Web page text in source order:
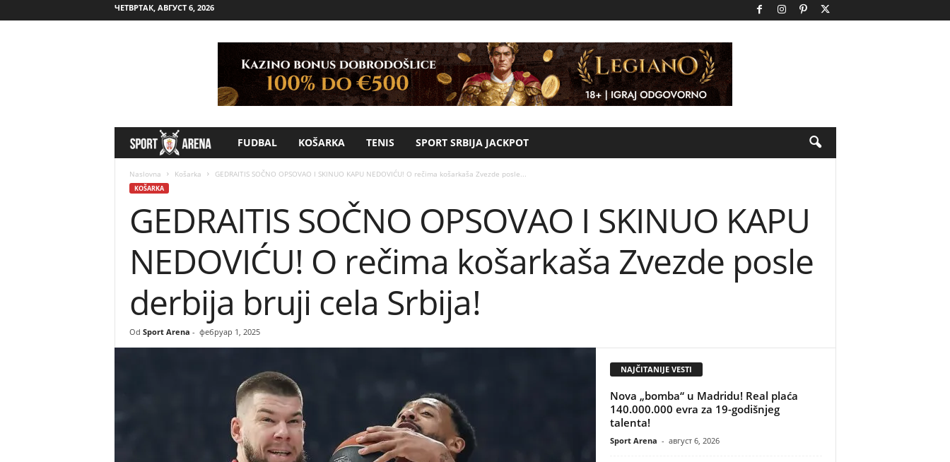
ЧЕТВРТАК, АВГУСТ 6, 2026
p
t
A
r
a
FUDBAL KOŠARKA TENIS SPORT SRBIJA JACKPOT
Naslovna Košarka GEDRAITIS SOČNO OPSOVAO I SKINUO KAPU NEDOVIĆU! O rečima košarkaša Zvezde posle...
KOŠARKA
GEDRAITIS SOČNO OPSOVAO I SKINUO KAPU
NEDOVIĆU! O rečima košarkaša Zvezde posle
derbija bruji cela Srbija!
Od Sport Arena - фебруар 1, 2025
NAJČITANIJE VESTI
Nova „bomba“ u Madridu! Real plaća
140.000.000 evra za 19-godišnjeg
talenta!
Sport Arena - август 6, 2026